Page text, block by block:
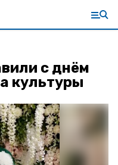
с днём
культуры